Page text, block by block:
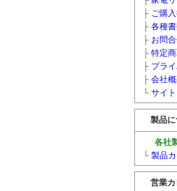
├ ご購
├ 各種
├ お問
├ 特定商
├ プラ
├ 会社
└ サイ
製品
各社
└ 製品
営業